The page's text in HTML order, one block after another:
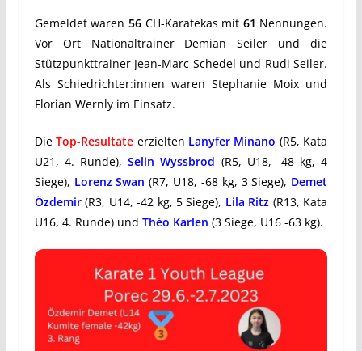
Gemeldet waren 56 CH-Karatekas mit 61 Nennungen.
Vor Ort Nationaltrainer Demian Seiler und die
Stützpunkttrainer Jean-Marc Schedel und Rudi Seiler.
Als Schiedrichter:innen waren Stephanie Moix und
Florian Wernly im Einsatz.
DieTop-Resultate erzielten Lanyfer Minano (R5, Kata
U21, 4. Runde),Selin Wyssbrod (R5, U18, -48 kg, 4
Siege), Lorenz Swan (R7, U18, -68 kg, 3 Siege), Demet
Özdemir(R3, U14, -42 kg, 5 Siege), Lila Ritz (R13, Kata
U16, 4. Runde) und Théo Karlen (3 Siege, U16 -63 kg).